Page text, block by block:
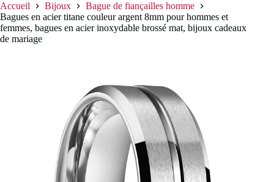
Accueil Bijoux
Bague de fiançailles homme
Bagues en acier titane couleur argent 8mm pour hommes et
femmes, bagues en acier inoxydable brossé mat, bijoux cadeaux
de mariage